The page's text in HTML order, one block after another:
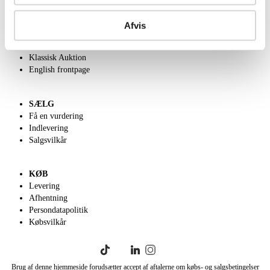
Afvis
OM OS
Klassisk Auktion
English frontpage
SÆLG
Få en vurdering
Indlevering
Salgsvilkår
KØB
Levering
Afhentning
Persondatapolitik
Købsvilkår
Brug af denne hjemmeside forudsætter accept af aftalerne om købs- og salgsbetingelser